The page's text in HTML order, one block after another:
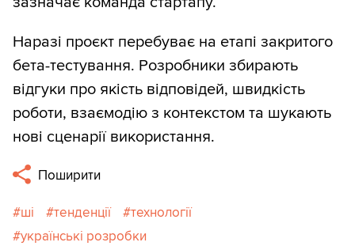
Наразі проєкт перебуває на етапі закритого
бета-тестування. Розробники збирають
відгуки про якість відповідей, швидкість
роботи, взаємодію з контекстом та шукають
нові сценарії використання.
Поширити
ші тенденції
технології
українські розробки